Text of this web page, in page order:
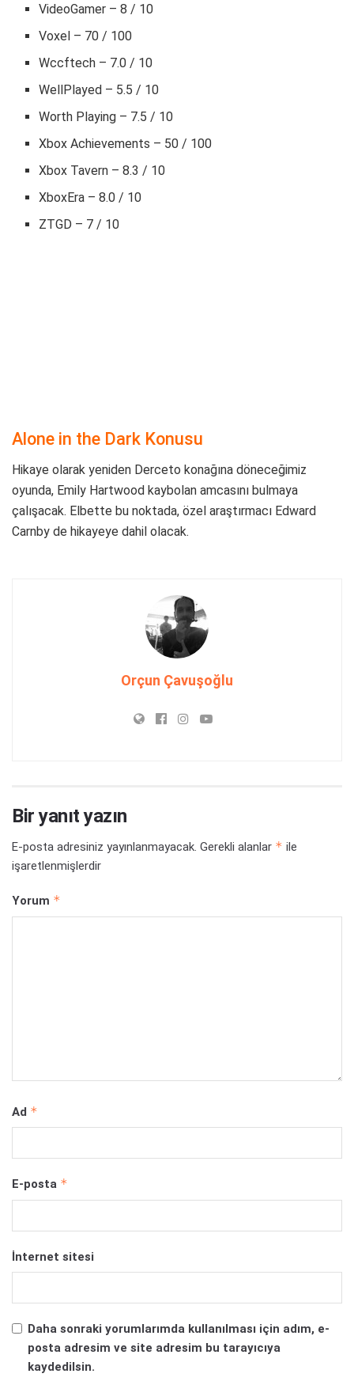
VideoGamer – 8 / 10
Voxel – 70 / 100
Wccftech – 7.0 / 10
WellPlayed – 5.5 / 10
Worth Playing – 7.5 / 10
Xbox Achievements – 50 / 100
Xbox Tavern – 8.3 / 10
XboxEra – 8.0 / 10
ZTGD – 7 / 10
Alone in the Dark Konusu
Hikaye olarak yeniden Derceto konağına döneceğimiz
oyunda, Emily Hartwood kaybolan amcasını bulmaya
çalışacak. Elbette bu noktada, özel araştırmacı Edward
Carnby de hikayeye dahil olacak.
Orçun Çavuşoğlu
Bir yanıt yazın
E-posta adresiniz yayınlanmayacak. Gerekli alanlar * ile
işaretlenmişlerdir
Yorum *
Ad *
E-posta *
İnternet sitesi
Daha sonraki yorumlarımda kullanılması için adım, e-
posta adresim ve site adresim bu tarayıcıya
kaydedilsin.